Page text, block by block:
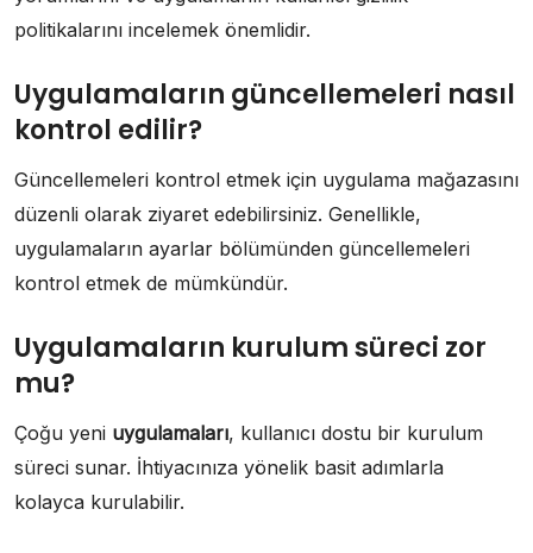
politikalarını incelemek önemlidir.
Uygulamaların güncellemeleri nasıl
kontrol edilir?
Güncellemeleri kontrol etmek için uygulama mağazasını
düzenli olarak ziyaret edebilirsiniz. Genellikle,
uygulamaların ayarlar bölümünden güncellemeleri
kontrol etmek de mümkündür.
Uygulamaların kurulum süreci zor
mu?
Çoğu yeni uygulamaları, kullanıcı dostu bir kurulum
süreci sunar. İhtiyacınıza yönelik basit adımlarla
kolayca kurulabilir.